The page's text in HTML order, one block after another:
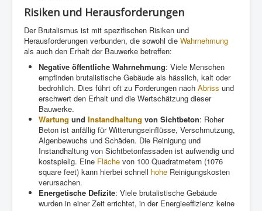
Risiken und Herausforderungen
Der Brutalismus ist mit spezifischen Risiken und
Herausforderungen verbunden, die sowohl die Wahrnehmung
als auch den Erhalt der Bauwerke betreffen:
Negative öffentliche Wahrnehmung: Viele Menschen
empfinden brutalistische Gebäude als hässlich, kalt oder
bedrohlich. Dies führt oft zu Forderungen nach Abriss und
erschwert den Erhalt und die Wertschätzung dieser
Bauwerke.
Wartung und Instandhaltung von Sichtbeton: Roher
Beton ist anfällig für Witterungseinflüsse, Verschmutzung,
Algenbewuchs und Schäden. Die Reinigung und
Instandhaltung von Sichtbetonfassaden ist aufwendig und
kostspielig. Eine Fläche von 100 Quadratmetern (1076
square feet) kann hierbei schnell hohe Reinigungskosten
verursachen.
Energetische Defizite: Viele brutalistische Gebäude
wurden in einer Zeit errichtet, in der Energieeffizienz keine